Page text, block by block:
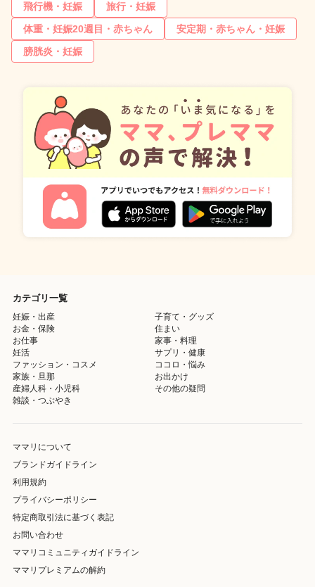
飛行機・妊娠
旅行・妊娠
体重・妊娠20週目・赤ちゃん
安定期・赤ちゃん・妊娠
膀胱炎・妊娠
カテゴリ一覧
妊娠・出産
子育て・グッズ
お金・保険
住まい
お仕事
家事・料理
妊活
サプリ・健康
ファッション・コスメ
ココロ・悩み
家族・旦那
お出かけ
産婦人科・小児科
その他の疑問
雑談・つぶやき
ママリについて
ブランドガイドライン
利用規約
プライバシーポリシー
特定商取引法に基づく表記
お問い合わせ
ママリコミュニティガイドライン
ママリプレミアムの解約